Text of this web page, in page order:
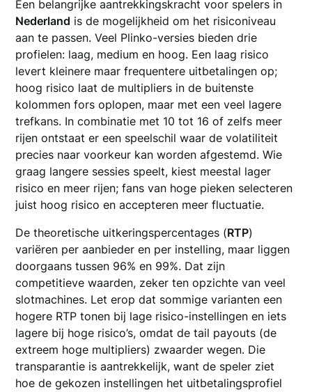
Een belangrijke aantrekkingskracht voor spelers in
Nederland is de mogelijkheid om het risiconiveau
aan te passen. Veel Plinko-versies bieden drie
profielen: laag, medium en hoog. Een laag risico
levert kleinere maar frequentere uitbetalingen op;
hoog risico laat de multipliers in de buitenste
kolommen fors oplopen, maar met een veel lagere
trefkans. In combinatie met 10 tot 16 of zelfs meer
rijen ontstaat er een speelschil waar de volatiliteit
precies naar voorkeur kan worden afgestemd. Wie
graag langere sessies speelt, kiest meestal lager
risico en meer rijen; fans van hoge pieken selecteren
juist hoog risico en accepteren meer fluctuatie.
De theoretische uitkeringspercentages (RTP)
variëren per aanbieder en per instelling, maar liggen
doorgaans tussen 96% en 99%. Dat zijn
competitieve waarden, zeker ten opzichte van veel
slotmachines. Let erop dat sommige varianten een
hogere RTP tonen bij lage risico-instellingen en iets
lagere bij hoge risico’s, omdat de tail payouts (de
extreem hoge multipliers) zwaarder wegen. Die
transparantie is aantrekkelijk, want de speler ziet
hoe de gekozen instellingen het uitbetalingsprofiel